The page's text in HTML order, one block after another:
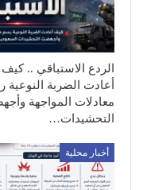
الردع الاستباقي .. كيف
أعادت الضربة النوعية
معادلات المواجهة
التحشيدات…
أخبار محلية